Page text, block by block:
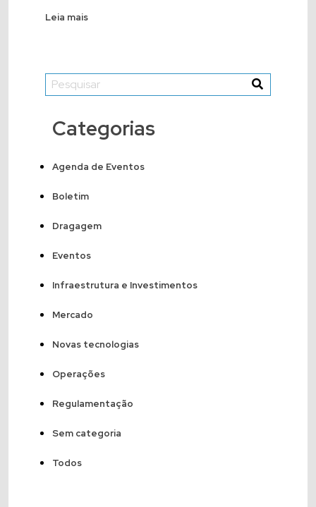
Leia mais
Categorias
Agenda de Eventos
Boletim
Dragagem
Eventos
Infraestrutura e Investimentos
Mercado
Novas tecnologias
Operações
Regulamentação
Sem categoria
Todos